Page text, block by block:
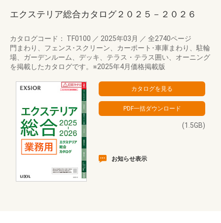
エクステリア総合カタログ２０２５－２０２６
カタログコード： TF0100 ／ 2025年03月 ／ 全2740ページ
門まわり、フェンス･スクリーン、カーポート･車庫まわり、駐輪
場、ガーデンルーム、デッキ、テラス・テラス囲い、オーニング
を掲載したカタログです。※2025年4月価格掲載版
(1.5GB)
お知らせ表示